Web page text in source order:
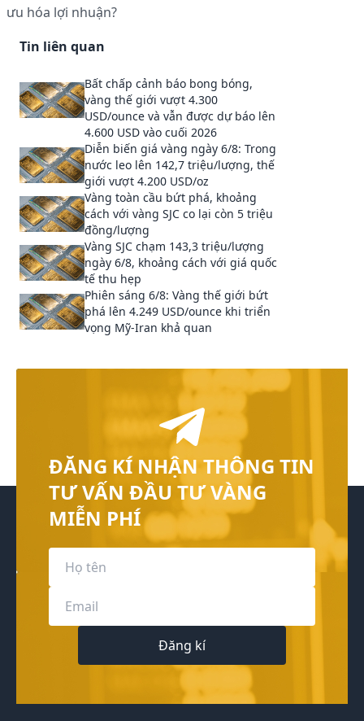
ưu hóa lợi nhuận?
Tin liên quan
Bất chấp cảnh báo bong bóng,
vàng thế giới vượt 4.300
USD/ounce và vẫn được dự báo lên
4.600 USD vào cuối 2026
Diễn biến giá vàng ngày 6/8: Trong
nước leo lên 142,7 triệu/lượng, thế
giới vượt 4.200 USD/oz
Vàng toàn cầu bứt phá, khoảng
cách với vàng SJC co lại còn 5 triệu
đồng/lượng
Vàng SJC chạm 143,3 triệu/lượng
ngày 6/8, khoảng cách với giá quốc
tế thu hẹp
Phiên sáng 6/8: Vàng thế giới bứt
phá lên 4.249 USD/ounce khi triển
vọng Mỹ-Iran khả quan
ĐĂNG KÍ NHẬN THÔNG TIN
TƯ VẤN ĐẦU TƯ VÀNG
MIỄN PHÍ
Đăng kí